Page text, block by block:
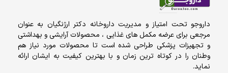
داروجو تحت امتیاز و مدیریت داروخانه دکتر ارژنگیان به عنوان
مرجعی برای عرضه مکمل های غذایی ، محصولات آرایشی و بهداشتی
و تجهیزات پزشکی طراحی شده است تا محصولات مورد نیاز هم
وطنان را در کوتاه ترین زمان و با بهترین کیفیت به ایشان ارائه
نماید.